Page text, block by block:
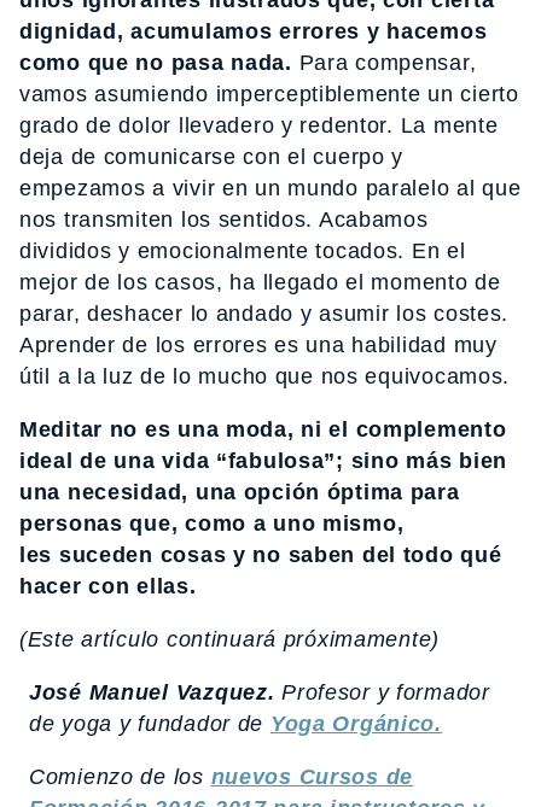
dignidad, acumulamos errores y hacemos
como que no pasa nada. Para compensar,
vamos asumiendo imperceptiblemente un cierto
grado de dolor llevadero y redentor. La mente
deja de comunicarse con el cuerpo y
empezamos a vivir en un mundo paralelo al que
nos transmiten los sentidos. Acabamos
divididos y emocionalmente tocados. En el
mejor de los casos, ha llegado el momento de
parar, deshacer lo andado y asumir los costes.
Aprender de los errores es una habilidad muy
útil a la luz de lo mucho que nos equivocamos.
Meditar no es una moda, ni el complemento
ideal de una vida “fabulosa”; sino más bien
una necesidad, una opción óptima para
personas que, como a uno mismo,
les suceden cosas y no saben del todo qué
hacer con ellas.
(Este artículo continuará próximamente)
José Manuel Vazquez. Profesor y formador
de yoga y fundador de Yoga Orgánico.
Comienzo de los nuevos Cursos de